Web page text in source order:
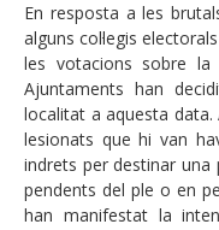
En resposta a les
alguns col·legis
les votacions sobre la
Ajuntaments han
localitat a aquesta
lesionats que hi van
indrets per destinar
pendents del ple o en
han manifestat la